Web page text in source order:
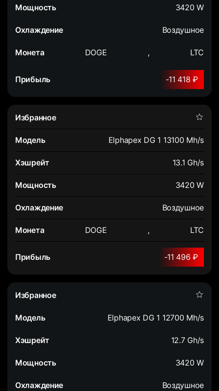
3420 W
Воздушное
DOGE , LTC
-11 418 ₽
Elphapex DG 1 13100 Mh/s
13.1 Gh/s
3420 W
Воздушное
DOGE , LTC
-11 496 ₽
Elphapex DG 1 12700 Mh/s
12.7 Gh/s
3420 W
Воздушное